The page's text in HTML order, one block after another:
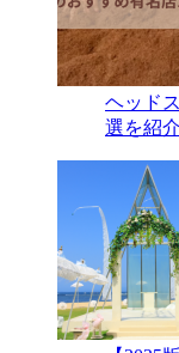
ヘッド
選を紹介